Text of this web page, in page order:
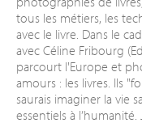
tous les métiers, les
avec le livre. Dans le
avec Céline Fribourg
parcourt l'Europe et
amours : les livres. Ils
saurais imaginer la vie
essentiels à l’humanité.